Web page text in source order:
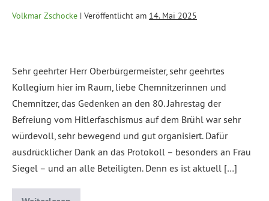
Volkmar Zschocke | Veröffentlicht am 14. Mai 2025
Sehr geehrter Herr Oberbürgermeister, sehr geehrtes
Kollegium hier im Raum, liebe Chemnitzerinnen und
Chemnitzer, das Gedenken an den 80. Jahrestag der
Befreiung vom Hitlerfaschismus auf dem Brühl war sehr
würdevoll, sehr bewegend und gut organisiert. Dafür
ausdrücklicher Dank an das Protokoll – besonders an Frau
Siegel – und an alle Beteiligten. Denn es ist aktuell […]